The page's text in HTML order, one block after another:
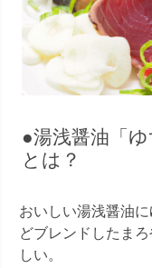
●湯浅醤油「
とは？
おいしい湯浅醤油
どブレンドしたま
しい。